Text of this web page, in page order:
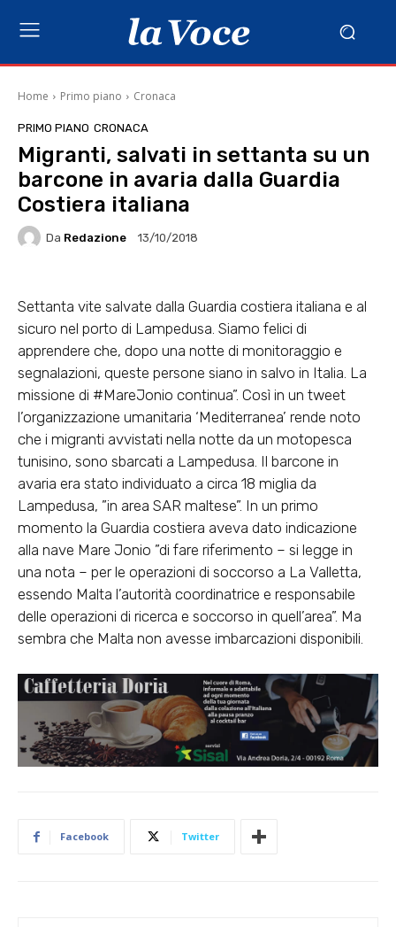
Home Primo piano Cronaca
PRIMO PIANO CRONACA
Migranti, salvati in settanta su un
barcone in avaria dalla Guardia
Costiera italiana
Da Redazione 13/10/2018
Settanta vite salvate dalla Guardia costiera italiana e al
sicuro nel porto di Lampedusa. Siamo felici di
apprendere che, dopo una notte di monitoraggio e
segnalazioni, queste persone siano in salvo in Italia. La
missione di #MareJonio continua”. Così in un tweet
l’organizzazione umanitaria ‘Mediterranea’ rende noto
che i migranti avvistati nella notte da un motopesca
tunisino, sono sbarcati a Lampedusa. Il barcone in
avaria era stato individuato a circa 18 miglia da
Lampedusa, ”in area SAR maltese”. In un primo
momento la Guardia costiera aveva dato indicazione
alla nave Mare Jonio ”di fare riferimento – si legge in
una nota – per le operazioni di soccorso a La Valletta,
essendo Malta l’autorità coordinatrice e responsabile
delle operazioni di ricerca e soccorso in quell’area”. Ma
sembra che Malta non avesse imbarcazioni disponibili.
Facebook Twitter